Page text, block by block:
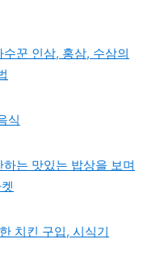
꾼 인삼, 홍삼, 수삼의
식
는 맛있는 밥상을 보며
치킨 구입, 시식기